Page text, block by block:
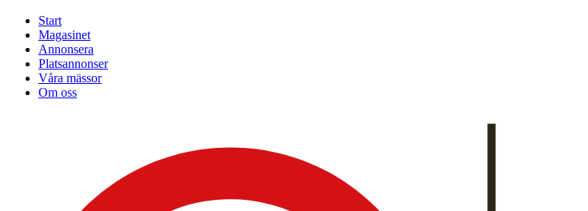
Start
Magasinet
Annonsera
Platsannonser
Våra mässor
Om oss